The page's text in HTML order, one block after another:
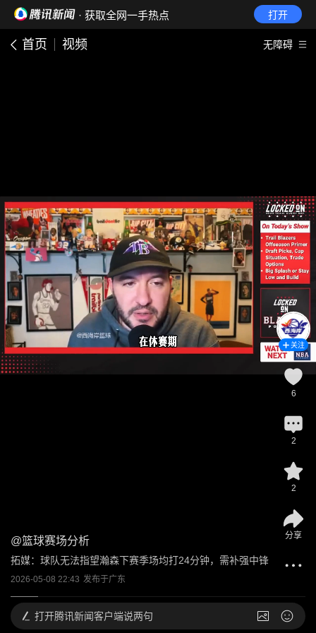
· 获取全网一手热点 打开
首页 视频 无障碍
@篮球赛场分析
拓媒：球队无法指望瀚森下赛季场均打24分钟，需补强中锋
2026-05-08 22:43 发布于广东
关注
6
2
2
分享
打开腾讯新闻客户端说两句